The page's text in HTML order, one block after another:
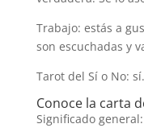
Trabajo: estás a
son escuchadas y
Tarot del Sí o No: sí.
Conoce la carta
Significado